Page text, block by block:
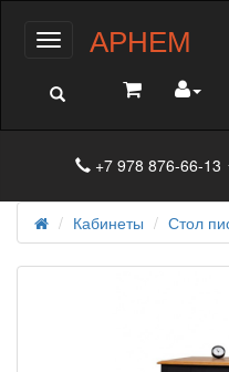
МенюАРНЕМ
+7 978 876-66-13
Кабинеты Стол